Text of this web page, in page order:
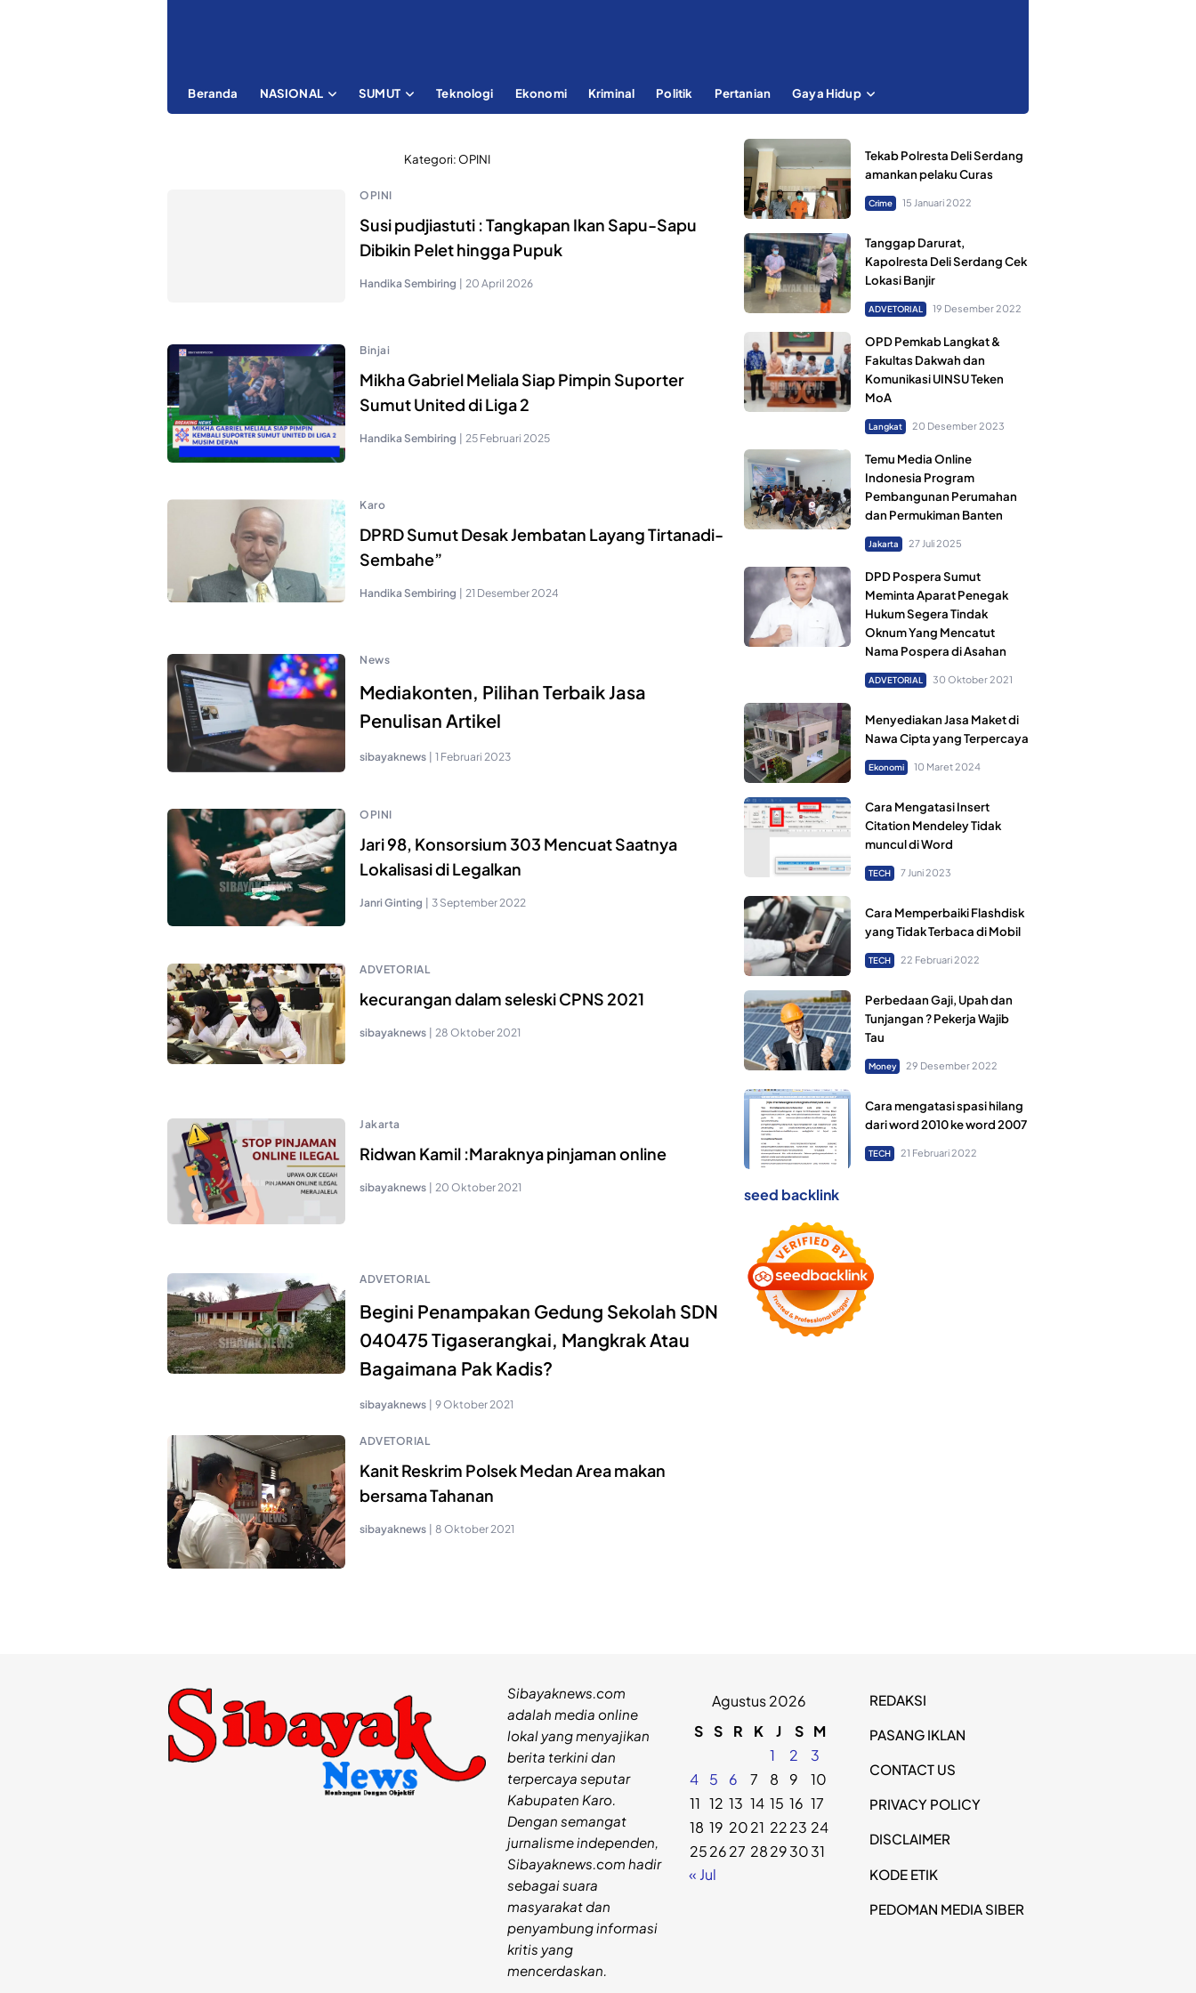
Beranda NASIONAL SUMUT Teknologi Ekonomi Kriminal Politik Pertanian Gaya Hidup
Kategori: OPINI
OPINI
Susi pudjiastuti : Tangkapan Ikan Sapu-Sapu
Dibikin Pelet hingga Pupuk
Handika Sembiring 20 April 2026
Binjai
Mikha Gabriel Meliala Siap Pimpin Suporter
Sumut United di Liga 2
Handika Sembiring 25 Februari 2025
Karo
DPRD Sumut Desak Jembatan Layang Tirtanadi-
Sembahe”
Handika Sembiring 21 Desember 2024
News
Mediakonten, Pilihan Terbaik Jasa
Penulisan Artikel
sibayaknews 1 Februari 2023
OPINI
Jari 98, Konsorsium 303 Mencuat Saatnya
Lokalisasi di Legalkan
Janri Ginting 3 September 2022
ADVETORIAL
kecurangan dalam seleski CPNS 2021
sibayaknews 28 Oktober 2021
Jakarta
Ridwan Kamil :Maraknya pinjaman online
sibayaknews 20 Oktober 2021
ADVETORIAL
Begini Penampakan Gedung Sekolah SDN
040475 Tigaserangkai, Mangkrak Atau
Bagaimana Pak Kadis?
sibayaknews 9 Oktober 2021
ADVETORIAL
Kanit Reskrim Polsek Medan Area makan
bersama Tahanan
sibayaknews 8 Oktober 2021
Tekab Polresta Deli Serdang
amankan pelaku Curas
Crime 15 Januari 2022
Tanggap Darurat,
Kapolresta Deli Serdang Cek
Lokasi Banjir
ADVETORIAL 19 Desember 2022
OPD Pemkab Langkat &
Fakultas Dakwah dan
Komunikasi UINSU Teken
MoA
Langkat 20 Desember 2023
Temu Media Online
Indonesia Program
Pembangunan Perumahan
dan Permukiman Banten
Jakarta 27 Juli 2025
DPD Pospera Sumut
Meminta Aparat Penegak
Hukum Segera Tindak
Oknum Yang Mencatut
Nama Pospera di Asahan
ADVETORIAL 30 Oktober 2021
Menyediakan Jasa Maket di
Nawa Cipta yang Terpercaya
Ekonomi 10 Maret 2024
Cara Mengatasi Insert
Citation Mendeley Tidak
muncul di Word
TECH 7 Juni 2023
Cara Memperbaiki Flashdisk
yang Tidak Terbaca di Mobil
TECH 22 Februari 2022
Perbedaan Gaji, Upah dan
Tunjangan ? Pekerja Wajib
Tau
Money 29 Desember 2022
Cara mengatasi spasi hilang
dari word 2010 ke word 2007
TECH 21 Februari 2022
seed backlink
Sibayaknews.com
adalah media online
lokal yang menyajikan
berita terkini dan
terpercaya seputar
Kabupaten Karo.
Dengan semangat
jurnalisme independen,
Sibayaknews.com hadir
sebagai suara
masyarakat dan
penyambung informasi
kritis yang
mencerdaskan.
Agustus 2026
S S R K J S M
1
2
3
4
5 6 7 8 9
10
11 12 13 14 15 16 17
18 19 2021 2223 24
252627 28293031
« Jul
REDAKSI
PASANG IKLAN
CONTACT US
PRIVACY POLICY
DISCLAIMER
KODE ETIK
PEDOMAN MEDIA SIBER